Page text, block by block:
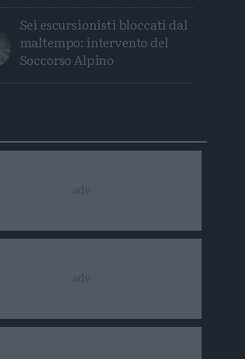
Sei escursionisti bloccati dal
maltempo: intervento del
Soccorso Alpino